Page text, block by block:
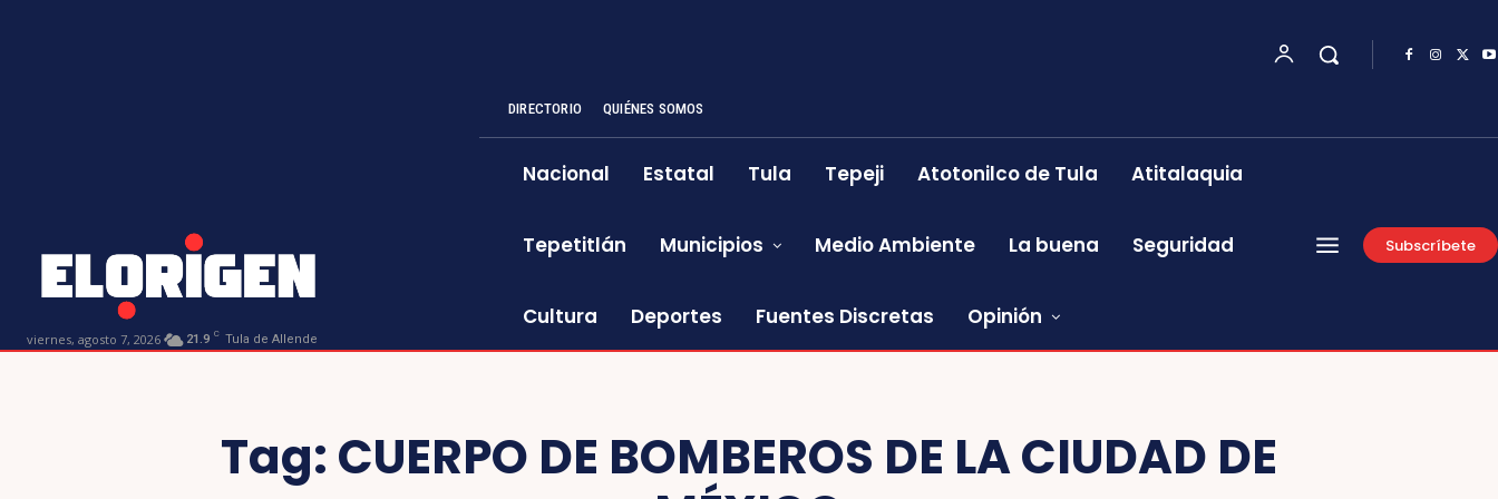
viernes, agosto 7, 2026 21.9 C Tula de Allende
DIRECTORIO QUIÉNES SOMOS
Nacional Estatal Tula Tepeji Atotonilco de Tula Atitalaquia
Tepetitlán Municipios Medio Ambiente La buena Seguridad
Cultura Deportes Fuentes Discretas Opinión
Subscríbete
Tag: CUERPO DE BOMBEROS DE LA CIUDAD DE